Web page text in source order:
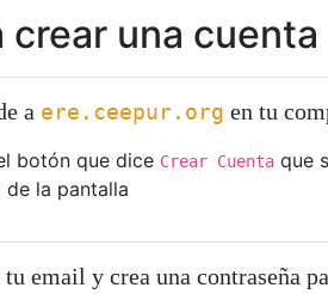
crear una
a ere.ceepur.org en tu
botón que dice Crear Cuenta que
de la pantalla
email y crea una contraseña